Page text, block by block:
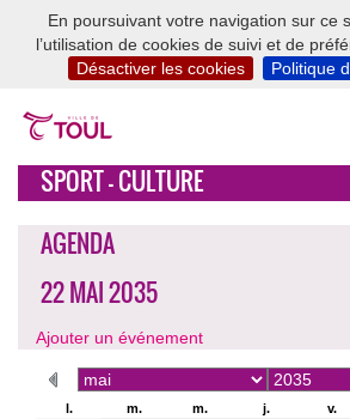
En poursuivant votre navigation sur ce
l’utilisation de cookies de suivi et de
Désactiver les cookies
Politique
SPORT - CULTURE
AGENDA
22 MAI 2035
Ajouter un événement
l. m. m. j. v.